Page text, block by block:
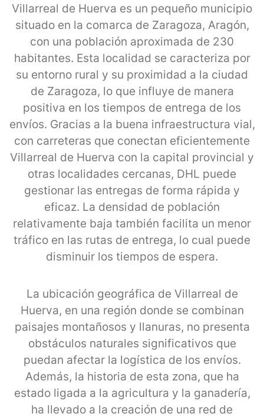
Villarreal de Huerva es un pequeño municipio
situado en la comarca de Zaragoza, Aragón,
con una población aproximada de 230
habitantes. Esta localidad se caracteriza por
su entorno rural y su proximidad a la ciudad
de Zaragoza, lo que influye de manera
positiva en los tiempos de entrega de los
envíos. Gracias a la buena infraestructura vial,
con carreteras que conectan eficientemente
Villarreal de Huerva con la capital provincial y
otras localidades cercanas, DHL puede
gestionar las entregas de forma rápida y
eficaz. La densidad de población
relativamente baja también facilita un menor
tráfico en las rutas de entrega, lo cual puede
disminuir los tiempos de espera.
La ubicación geográfica de Villarreal de
Huerva, en una región donde se combinan
paisajes montañosos y llanuras, no presenta
obstáculos naturales significativos que
puedan afectar la logística de los envíos.
Además, la historia de esta zona, que ha
estado ligada a la agricultura y la ganadería,
ha llevado a la creación de una red de